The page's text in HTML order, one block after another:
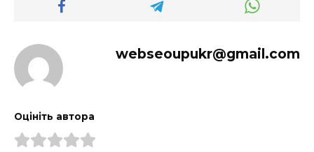
webseoupukr@gmail.com
Оцініть автора